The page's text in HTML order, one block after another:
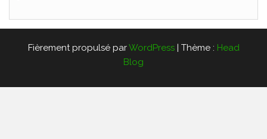
Fièrement propulsé parWordPress | Thème : Head
Blog